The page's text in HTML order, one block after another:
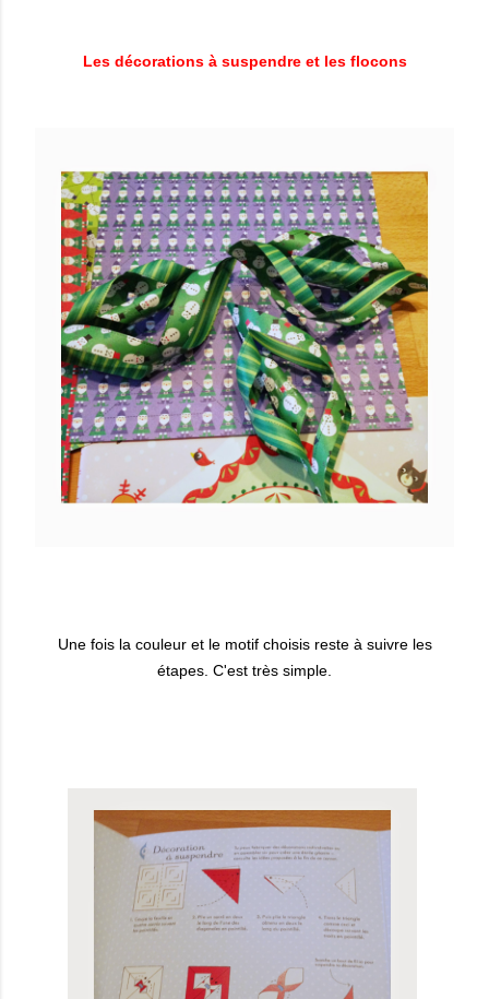
Les décorations à suspendre et les flocons
Une fois la couleur et le motif choisis reste à suivre les
étapes. C'est très simple.